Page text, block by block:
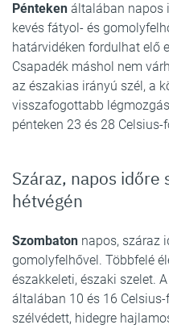
Pénteken általában napos
kevés fátyol- és
határvidéken fordulhat elő
Csapadék máshol nem
az északias irányú szél, a
visszafogottabb
pénteken 23 és 28
Száraz, napos időre
hétvégén
Szombaton napos, száraz
gomolyfelhővel. Többfelé
északkeleti, északi szelet.
általában 10 és 16
szélvédett, hidegre